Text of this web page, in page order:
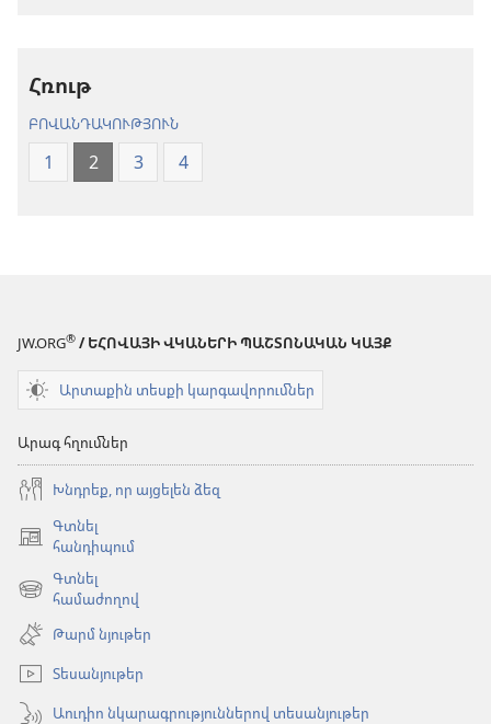
Հռութ
ԲՈՎԱՆԴԱԿՈՒԹՅՈՒՆ
1 2 3 4
JW.ORG® / ԵՀՈՎԱՅԻ ՎԿԱՆԵՐԻ ՊԱՇՏՈՆԱԿԱՆ ԿԱՅՔ
Արտաքին տեսքի կարգավորումներ
Արագ հղումներ
Խնդրեք, որ այցելեն ձեզ
Գտնել
հանդիպում
(բացվում
նոր
պատուհան)
Գտնել
համաժողով
(բացվում
նոր
պատուհան)
Թարմ նյութեր
Տեսանյութեր
Աուդիո նկարագրություններով տեսանյութեր